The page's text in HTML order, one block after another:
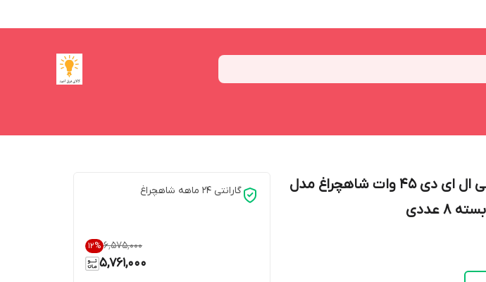
براکت مهتابی ال ای دی 45 وات شاهچراغ مدل
گارانتی 24 ماهه شاهچراغ
۶٬۵۷۵٬۰۰۰ 12%
5,761,000